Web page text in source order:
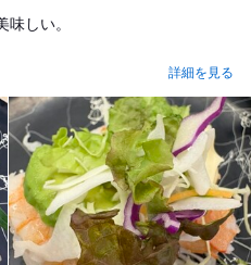
しい。
詳細を見る